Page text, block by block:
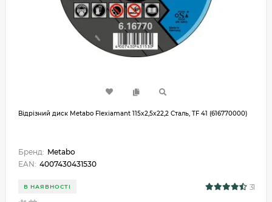
Відрізний диск Metabo Flexiamant 115x2,5x22,2 Сталь, TF 41 (616770000)
Бренд: Metabo
EAN: 4007430431530
В НАЯВНОСТІ 31